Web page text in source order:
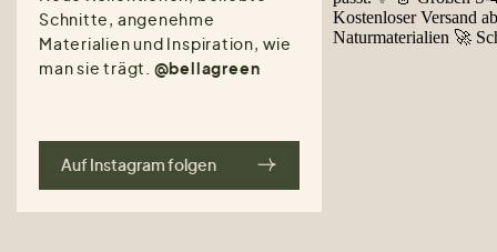
Schnitte, angenehme
Materialien und Inspiration, wie
man sie trägt. @bellagreen
Auf Instagram folgen